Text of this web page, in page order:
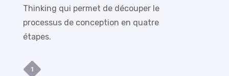
Thinking qui permet de découper le
processus de conception en quatre
étapes.